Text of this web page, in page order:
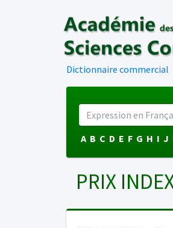
Dictionnaire commercial
A B C D E F G H I J
PRIX